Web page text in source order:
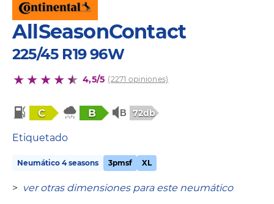
AllSeasonContact
225/45 R19 96W
4,5/5 (2271 opiniones)
C B 72db
Etiquetado
Neumático 4 seasons 3pmsf XL
> ver otras dimensiones para este neumático